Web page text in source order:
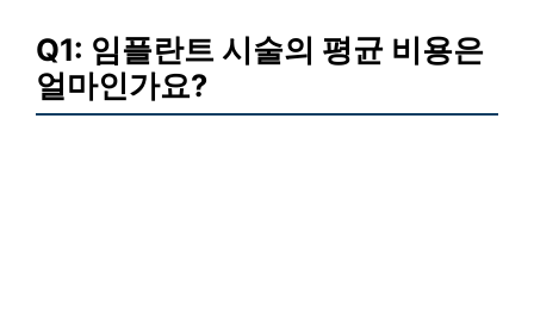
Q1: 임플란트 시술의 평균 비용은
얼마인가요?